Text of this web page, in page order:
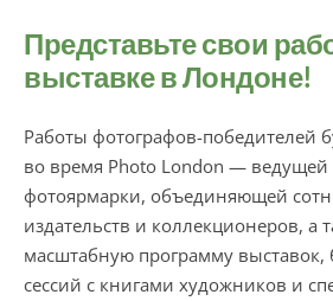
Представьте свои
выставке в Лондоне!
Работы фотографов-победителей
во время Photo London —
фотоярмарки, объединяющей
издательств и коллекционеров, а
масштабную программу выставок,
сессий с книгами художников и